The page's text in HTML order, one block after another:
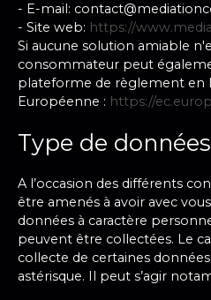
- E-mail:
- Site web: https://
Si aucune solution amiable
consommateur peut
plateforme de règlement en
Européenne : https://
Type de
A l’occasion des différents
être amenés à avoir avec
données à caractère
peuvent être collectées. Le
collecte de certaines
astérisque. Il peut s’agir